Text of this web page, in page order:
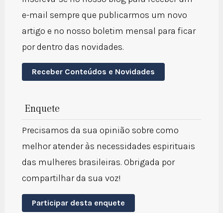
e-mail sempre que publicarmos um novo
artigo e no nosso boletim mensal para ficar
por dentro das novidades.
Receber Conteúdos e Novidades
Enquete
Precisamos da sua opinião sobre como
melhor atender às necessidades espirituais
das mulheres brasileiras. Obrigada por
compartilhar da sua voz!
Participar desta enquete